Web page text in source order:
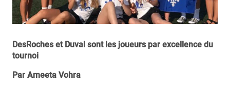
DesRoches et Duval sont les joueurs par excellence du
tournoi
Par Ameeta Vohra